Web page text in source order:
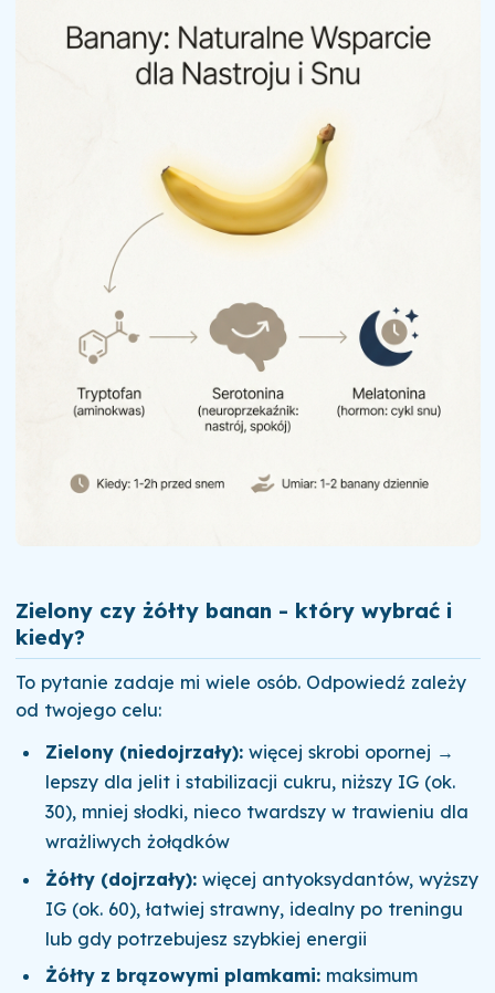
Zielony czy żółty banan - który wybrać i
kiedy?
To pytanie zadaje mi wiele osób. Odpowiedź zależy
od twojego celu:
Zielony (niedojrzały): więcej skrobi opornej →
lepszy dla jelit i stabilizacji cukru, niższy IG (ok.
30), mniej słodki, nieco twardszy w trawieniu dla
wrażliwych żołądków
Żółty (dojrzały): więcej antyoksydantów, wyższy
IG (ok. 60), łatwiej strawny, idealny po treningu
lub gdy potrzebujesz szybkiej energii
Żółty z brązowymi plamkami: maksimum